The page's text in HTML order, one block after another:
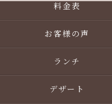
料金表
お客様の声
ランチ
デザート